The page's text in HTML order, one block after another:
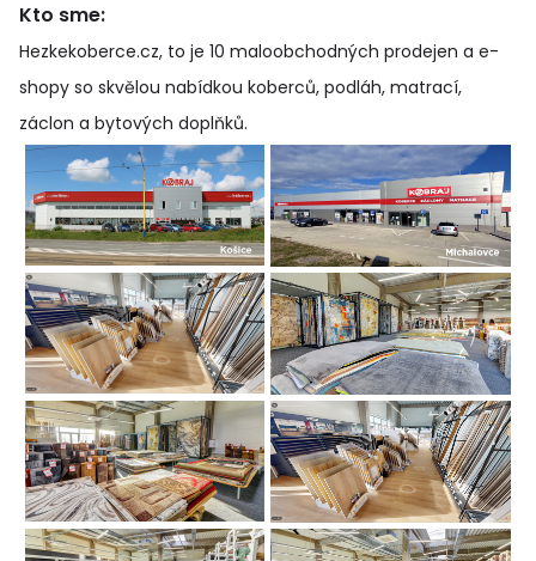
Kto sme:
Hezkekoberce.cz, to je 10 maloobchodných prodejen a e-
shopy so skvělou nabídkou koberců, podláh, matrací,
záclon a bytových doplňků.